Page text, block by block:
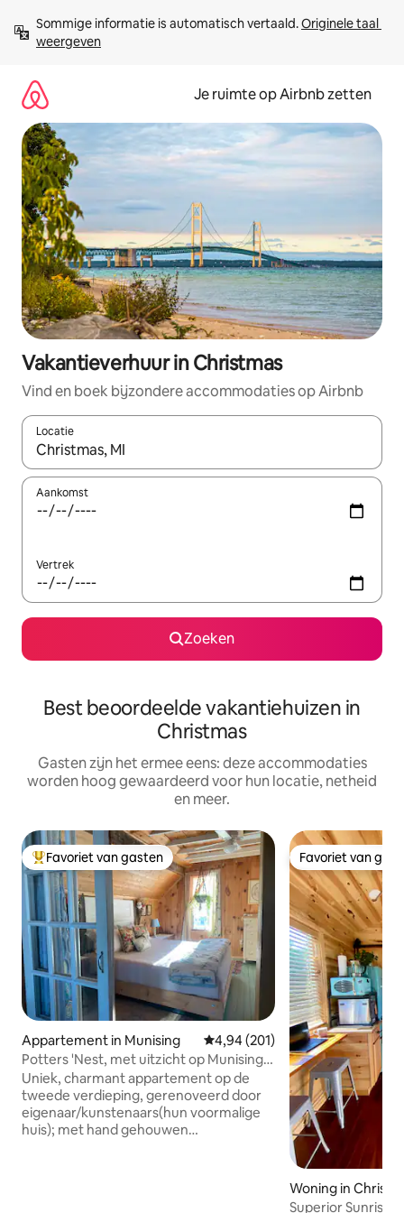
direct
naar
Sommige informatie is automatisch vertaald. Originele taal
weergeven
Je ruimte op Airbnb zetten
Vakantieverhuur in Christmas
Vind en boek bijzondere accommodaties op Airbnb
Locatie
Wanneer er suggesties beschikbaar zijn, maak je een keuze
Aankomst
Vertrek
Zoeken
Best beoordeelde vakantiehuizen in
Christmas
Gasten zijn het ermee eens: deze accommodaties
worden hoog gewaardeerd voor hun locatie, netheid
en meer.
Topfavoriet van gasten
Favoriet van gasten
Appartement in Munising Gemiddelde beoordeling van
4,94 (201)
Potters 'Nest, met uitzicht op Munising
Bay@UPtown Inn
Uniek, charmant appartement op de
tweede verdieping, gerenoveerd door
eigenaar/kunstenaars(hun voormalige
huis); met hand gehouwen
Favoriet van
Favoriet van
Woning in
Superior Sunrise